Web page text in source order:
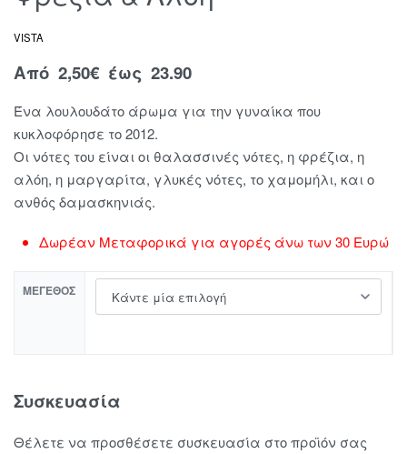
VISTA
Από 2,50€ έως 23.90
Ένα λουλουδάτο άρωμα για την γυναίκα που
κυκλοφόρησε το 2012.
Οι νότες του είναι οι θαλασσινές νότες, η φρέζια, η
αλόη, η μαργαρίτα, γλυκές νότες, το χαμομήλι, και ο
ανθός δαμασκηνιάς.
Δωρέαν Μεταφορικά για αγορές άνω των 30 Ευρώ
ΜΈΓΕΘΟΣ
Συσκευασία
Θέλετε να προσθέσετε συσκευασία στο προϊόν σας